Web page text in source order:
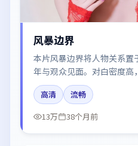
风暴边界
本片风暴边界将人物关系置
年与观众见面。对白密度高
河正宇、周冬雨的台词节奏
香港都市与冷色调摄影。
高清
流畅
13万
38个月前